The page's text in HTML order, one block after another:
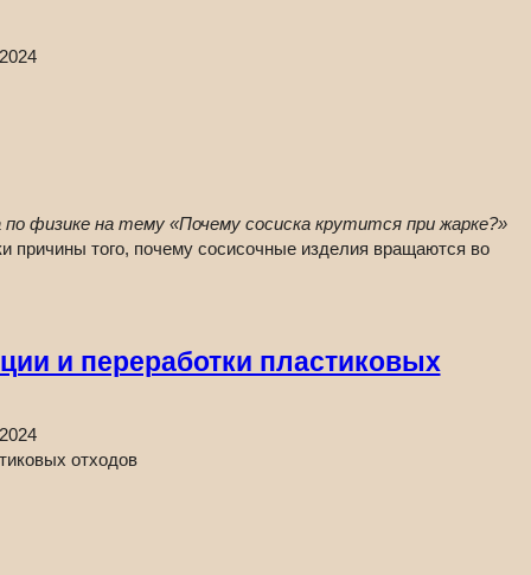
по физике на тему «Почему сосиска крутится при жарке?»
причины того, почему сосисочные изделия вращаются во
и переработки пластиковых